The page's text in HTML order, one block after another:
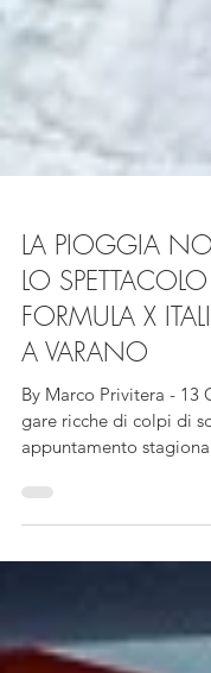
LA PIOGGIA
LO
FORMULA X
A VARANO
By Marco Privitera - 13
appuntamento
ASI....